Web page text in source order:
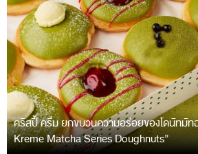
คริสปี้ ครีม ยกขบวนความอร่อยของโดนัทมัท
Kreme Matcha Series Doughnuts”